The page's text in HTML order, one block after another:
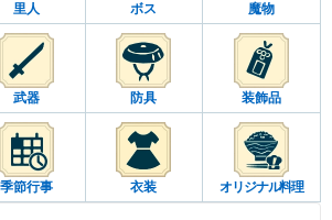
里人 ボス 魔物
武器 防具 装飾品
季節行事 衣装 オリジナル料理